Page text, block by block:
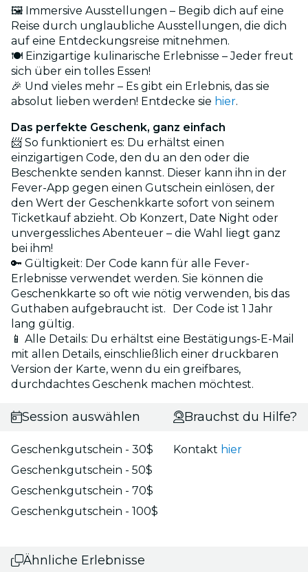
🖼️ Immersive Ausstellungen – Begib dich auf eine
Reise durch unglaubliche Ausstellungen, die dich
auf eine Entdeckungsreise mitnehmen.
🍽️ Einzigartige kulinarische Erlebnisse – Jeder freut
sich über ein tolles Essen!
🎉 Und vieles mehr – Es gibt ein Erlebnis, das sie
absolut lieben werden! Entdecke sie hier.
Das perfekte Geschenk, ganz einfach
📨 So funktioniert es: Du erhältst einen
einzigartigen Code, den du an den oder die
Beschenkte senden kannst. Dieser kann ihn in der
Fever-App gegen einen Gutschein einlösen, der
den Wert der Geschenkkarte sofort von seinem
Ticketkauf abzieht. Ob Konzert, Date Night oder
unvergessliches Abenteuer – die Wahl liegt ganz
bei ihm!
🔑 Gültigkeit: Der Code kann für alle Fever-
Erlebnisse verwendet werden. Sie können die
Geschenkkarte so oft wie nötig verwenden, bis das
Guthaben aufgebraucht ist. Der Code ist 1 Jahr
lang gültig.
📱 Alle Details: Du erhältst eine Bestätigungs-E-Mail
mit allen Details, einschließlich einer druckbaren
Version der Karte, wenn du ein greifbares,
durchdachtes Geschenk machen möchtest.
Session auswählen
Geschenkgutschein - 30$
Geschenkgutschein - 50$
Geschenkgutschein - 70$
Geschenkgutschein - 100$
Brauchst du Hilfe?
Kontakt hier
Ähnliche Erlebnisse